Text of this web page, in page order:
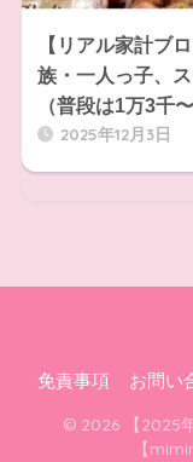
【リアル家計ブ
族・一人っ子、
（普段は1万3千
2025年12月3日
免責事項 お問い
© 2026 【2025
【